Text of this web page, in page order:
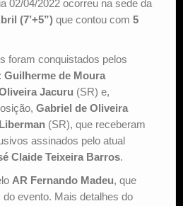
02/04/2022 ocorreu na sede da
(7’+5”) que contou com 5
foram conquistados pelos
Guilherme de Moura
Jacuru (SR) e,
Gabriel de Oliveira
(SR), que receberam
assinados pelo atual
Claide Teixeira Barros.
AR Fernando Madeu, que
evento. Mais detalhes do